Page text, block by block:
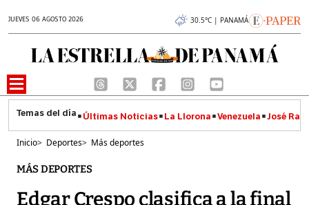
JUEVES 06 AGOSTO 2026 30.5°C | PANAMÁ
Últimas Noticias La Llorona Venezuela José
Inicio> Deportes> Más deportes
MÁS DEPORTES
Edgar Crespo clasifica a la final